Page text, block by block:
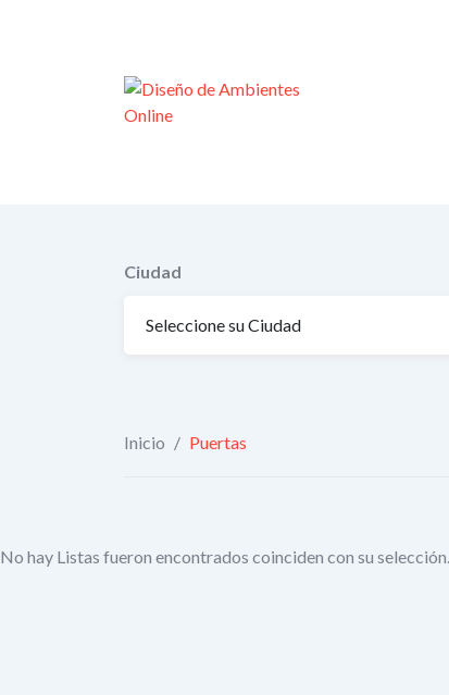
Ciudad
Inicio / Puertas
No hay Listas fueron encontrados coinciden con su selección.